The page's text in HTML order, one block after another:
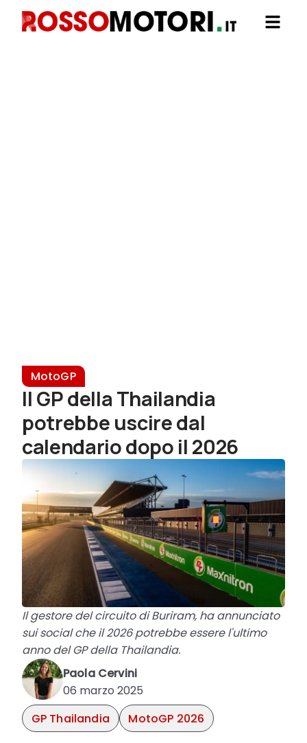
MotoGP
Il GP della Thailandia
potrebbe uscire dal
calendario dopo il 2026
Il gestore del circuito di Buriram, ha annunciato
sui social che il 2026 potrebbe essere l'ultimo
anno del GP della Thailandia.
Paola Cervini
06 marzo 2025
GP Thailandia
MotoGP 2026